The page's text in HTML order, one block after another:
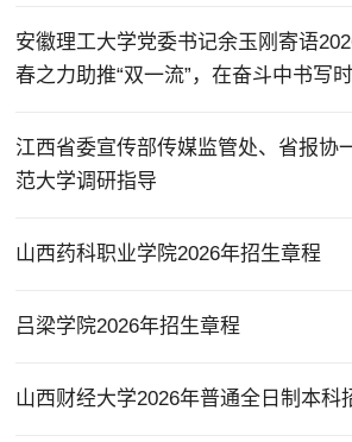
安徽理工大学党委书记余玉刚寄语
春之力助推“双一流”，在奋斗中书写
江西省委宣传部传媒监管处、省报协
范大学调研指导
山西药科职业学院2026年招生章程
吕梁学院2026年招生章程
山西财经大学2026年普通全日制本科